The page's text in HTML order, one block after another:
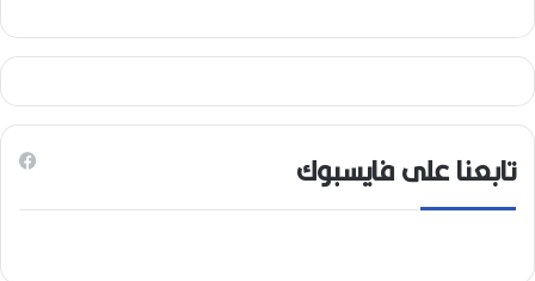
تابعنا على فايسبوك